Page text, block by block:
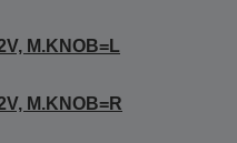
M.KNOB=L
M.KNOB=R